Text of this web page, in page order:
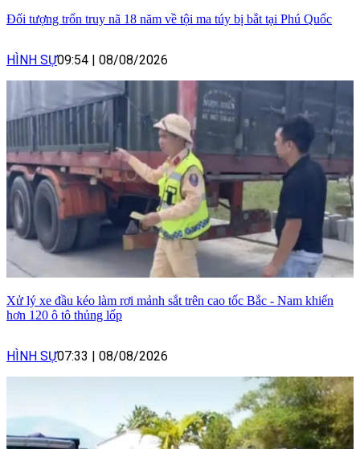
Đối tượng trốn truy nã 18 năm về tội ma túy bị bắt tại Phú Quốc
HÌNH SỰ09:54 | 08/08/2026
Xử lý xe đầu kéo làm rơi mảnh sắt trên cao tốc Bắc - Nam khiến
hơn 120 ô tô thủng lốp
HÌNH SỰ07:33 | 08/08/2026